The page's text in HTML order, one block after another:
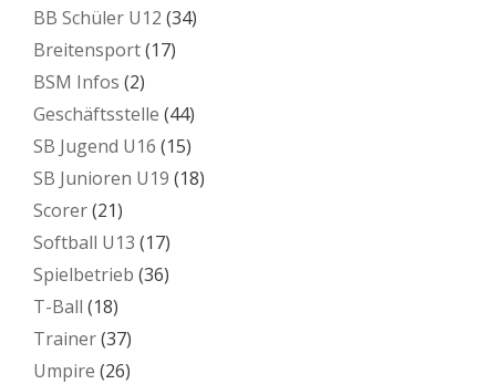
BB Schüler U12 (34)
Breitensport(17)
BSM Infos (2)
Geschäftsstelle (44)
SB Jugend U16 (15)
SB Junioren U19 (18)
Scorer(21)
Softball U13 (17)
Spielbetrieb (36)
T-Ball (18)
Trainer(37)
Umpire (26)